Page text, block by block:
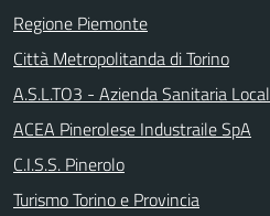
Regione Piemonte
Città Metropolitanda di Torino
A.S.L.TO3 - Azienda Sanitaria
ACEA Pinerolese Industraile SpA
C.I.S.S. Pinerolo
Turismo Torino e Provincia